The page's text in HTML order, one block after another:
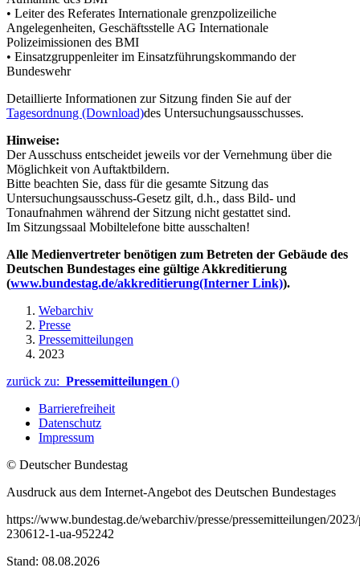
• Leiter des Referates Internationale grenzpolizeiliche
Angelegenheiten, Geschäftsstelle AG Internationale
Polizeimissionen des BMI
• Einsatzgruppenleiter im Einsatzführungskommando der
Bundeswehr
Detaillierte Informationen zur Sitzung finden Sie auf der
Tagesordnung (Download)des Untersuchungsausschusses.
Hinweise:
Der Ausschuss entscheidet jeweils vor der Vernehmung über die
Möglichkeit von Auftaktbildern.
Bitte beachten Sie, dass für die gesamte Sitzung das
Untersuchungsausschuss-Gesetz gilt, d.h., dass Bild- und
Tonaufnahmen während der Sitzung nicht gestattet sind.
Im Sitzungssaal Mobiltelefone bitte ausschalten!
Alle Medienvertreter benötigen zum Betreten der Gebäude des
Deutschen Bundestages eine gültige Akkreditierung
(www.bundestag.de/akkreditierung(Interner Link)).
Webarchiv
Presse
Pressemitteilungen
2023
zurück zu: Pressemitteilungen ()
Barrierefreiheit
Datenschutz
Impressum
© Deutscher Bundestag
Ausdruck aus dem Internet-Angebot des Deutschen Bundestages
https://www.bundestag.de/webarchiv/presse/pressemitteilungen/
230612-1-ua-952242
Stand: 08.08.2026